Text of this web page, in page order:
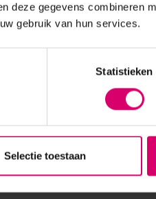
deze gegevens combineren
gebruik van hun services.
Statistieken
Selectie toestaan